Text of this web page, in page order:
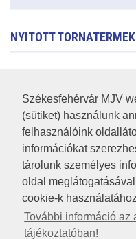
Székesfehérvár MJV
(sütiket) használunk
felhasználóink
információkat
tárolunk személyes
oldal
cookie-k
További információ az
tájékoztatóban!
NYITOTT TORNATERMEK
RSS
A HONLAP 2017.03.31-I
JOGI NYILATKOZAT
IMPRESSZUM
KÖZÉRDEKŰ ADATOK